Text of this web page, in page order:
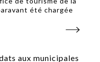
été chargée